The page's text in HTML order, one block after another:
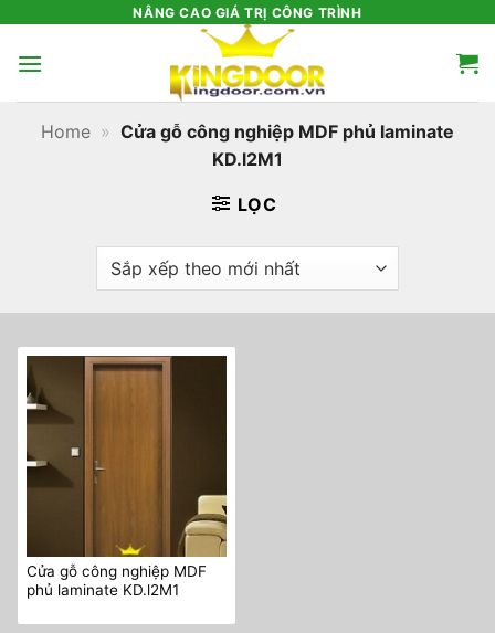
nội
NÂNG CAO GIÁ TRỊ CÔNG TRÌNH
Home » Cửa gỗ công nghiệp MDF phủ laminate
KD.l2M1
LỌC
Cửa gỗ công nghiệp MDF
phủ laminate KD.l2M1